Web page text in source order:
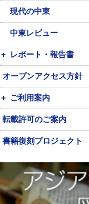
現代の中東
中東レビュー
レポート・報告書
オープンアクセス方針
ご利用案内
転載許可のご案内
書籍復刻プロジェクト